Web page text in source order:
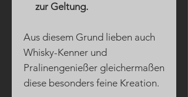
zur Geltung.
Aus diesem Grund lieben auch
Whisky-Kenner und
Pralinengenießer gleichermaßen
diese besonders feine Kreation.